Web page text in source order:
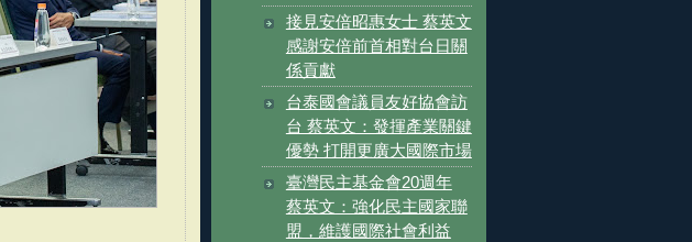
接見安倍昭惠女士 蔡英文
感謝安倍前首相對台日關
係貢獻
台泰國會議員友好協會訪
台 蔡英文：發揮產業關鍵
優勢 打開更廣大國際市場
臺灣民主基金會20週年
蔡英文：強化民主國家聯
盟，維護國際社會利益